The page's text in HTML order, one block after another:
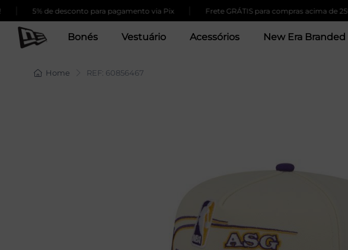
5% de desconto para pagamento via Pix | Frete GRÁTIS para compras acima de 259,00
Bonés Vestuário Acessórios New Era Branded
Home REF: 60856467